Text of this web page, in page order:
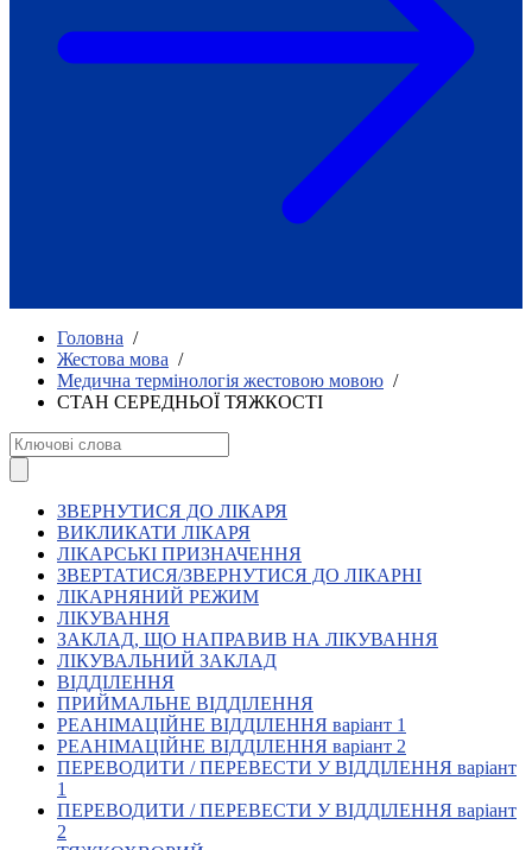
інклюзивних начальних закладів
України
Як приклад стійкості спільноти
Говоримо коротко про наболіле
Міжнародний тиждень глухих людей
Всеукраїнський челендж «Молодь
співає»
жестову мову.
УТОГ»: прийом заявок 2023
Флешмоб «Історії успіхів, які надихають»
Переклад жестовою мовою
Діяльність УТОГ
92 роки УТОГ
93 роки УТОГ
Історії та спогади ветеранів УТОГ
Кадрові зміни
Працевлаштування
Про глухих
Постаті в УТОГ
Все про УТОГ: ваші права, послуги та підтримка:
Важлива інформація
Благодійні справи
Історія глухих
Коронавірус
Брифінги
Офіційна інформація
Головна /
Жестова мова /
Медична термінологія жестовою мовою /
СТАН СЕРЕДНЬОЇ ТЯЖКОСТІ
ЗВЕРНУТИСЯ ДО ЛІКАРЯ
ВИКЛИКАТИ ЛІКАРЯ
ЛІКАРСЬКІ ПРИЗНАЧЕННЯ
ЗВЕРТАТИСЯ/ЗВЕРНУТИСЯ ДО ЛІКАРНІ
ЛІКАРНЯНИЙ РЕЖИМ
ЛІКУВАННЯ
ЗАКЛАД, ЩО НАПРАВИВ НА ЛІКУВАННЯ
ЛІКУВАЛЬНИЙ ЗАКЛАД
ВІДДІЛЕННЯ
ПРИЙМАЛЬНЕ ВІДДІЛЕННЯ
РЕАНІМАЦІЙНЕ ВІДДІЛЕННЯ варіант 1
РЕАНІМАЦІЙНЕ ВІДДІЛЕННЯ варіант 2
ПЕРЕВОДИТИ / ПЕРЕВЕСТИ У ВІДДІЛЕННЯ варіант
1
ПЕРЕВОДИТИ / ПЕРЕВЕСТИ У ВІДДІЛЕННЯ варіант
2